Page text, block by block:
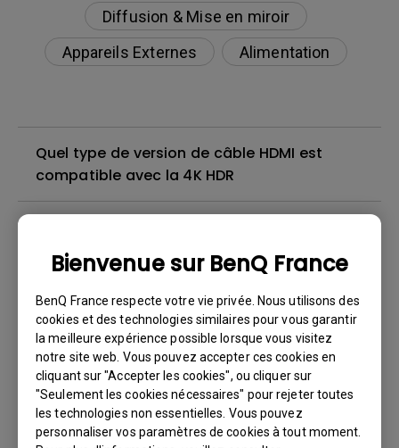
Bienvenue sur BenQ France
BenQ France respecte votre vie privée. Nous utilisons des
cookies et des technologies similaires pour vous garantir
la meilleure expérience possible lorsque vous visitez
notre site web. Vous pouvez accepter ces cookies en
cliquant sur "Accepter les cookies", ou cliquer sur
"Seulement les cookies nécessaires" pour rejeter toutes
les technologies non essentielles. Vous pouvez
personnaliser vos paramètres de cookies à tout moment.
Diffusion & Mise en miroir
Appareils Externes
Alimentation
Quel type de version de câble HDMI est
compatible avec la 4K HDR
toujours blanc lorsque je connecte mon
téléphone portable au projecteur avec un
câble ou un adaptateur et que j'essaie de
diffuser du contenu de Netflix, Disney+, Hulu
et d'autres. Comment puis-je résoudre ce
problème ?
Existe-t-il un projecteur qui prend en charge
le visionnage de films Blu-ray 3D avec des